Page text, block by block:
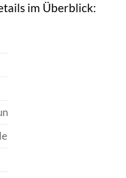
im Überblick: